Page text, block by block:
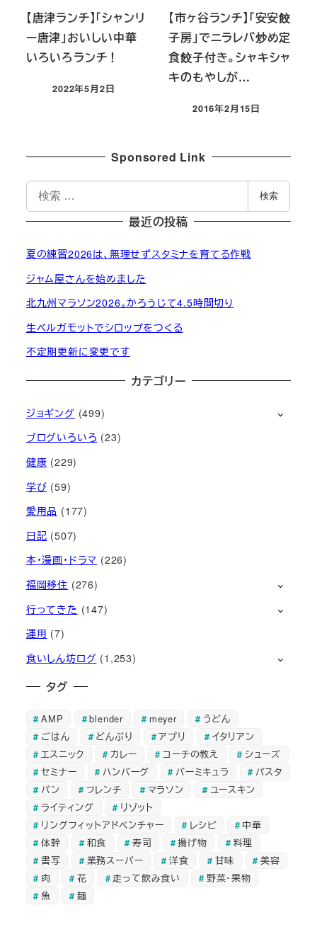
【唐津ランチ】「シャンリ
ー唐津」おいしい中華
いろいろランチ！
投稿日
2022年5月2日
【市ヶ谷ランチ】「安安餃
子房」でニラレバ炒め定
食餃子付き。シャキシャ
キのもやしが…
投稿日
2016年2月15日
Sponsored Link
検
索
検索
最近の投稿
夏の練習2026は、無理せずスタミナを育てる作戦
ジャム屋さんを始めました
北九州マラソン2026。かろうじて4.5時間切り
生ベルガモットでシロップをつくる
不定期更新に変更です
カテゴリー
ジョギング (499)
ブログいろいろ (23)
健康 (229)
学び (59)
愛用品 (177)
日記 (507)
本・漫画・ドラマ (226)
福岡移住 (276)
行ってきた (147)
運用 (7)
食いしん坊ログ (1,253)
タグ
AMP blender meyer
うどん
ごはん
どんぶり アプリ
イタリアン
エスニック
カレー コーチの教え
シューズ
セミナー
ハンバーグ バーミキュラ
パスタ
パン
フレンチ マラソン
ユースキン
ライティング
リゾット
リングフィットアドベンチャー
レシピ
中華
体幹
和食 寿司 揚げ物
料理
書写
業務スーパー 洋食 甘味
美容
肉
花 走って飲み食い
野菜・果物
魚
麺